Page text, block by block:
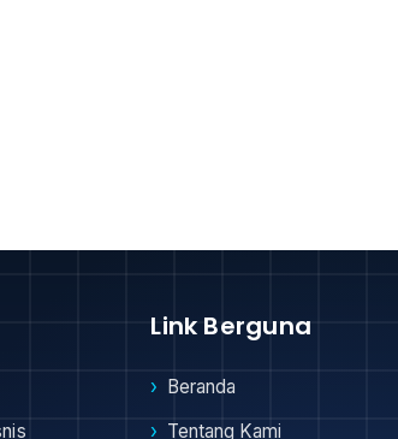
Link Berguna
Beranda
Tentang Kami